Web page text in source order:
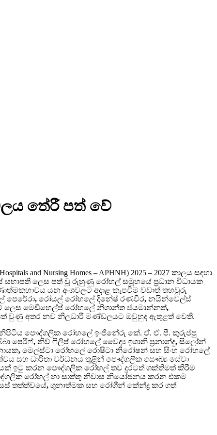
තේරී පත් වේ
and Nursing Homes – APHNH) 2025 – 2027 කාලය සඳහා
සභාපති ලෙස පත් වූ රුහුණු රෝහල් සමූහයේ ප්‍රධාන විධායක
යන අංශවලට අදාළ කැපවීම වඩාත් තහවුරු
, රෝයල් රෝහලේ දිනේෂ් රණවීර, නයින්වෙල්ස්
ලෙස මෙඩිහෙල්ප් රෝහලේ නිශාන්ත ජයමාන්නත්,
වුණු අතර නව නිලධාරී මණ්ඩලයට ඔවුහුද ඇතුළත් වෙති.
පෞද්ගලික රෝහලේ ඉංජිනේරු කේ. ඒ. ඒ. පී. කුරුප්පු
ෂෙරිෆ්, නිව් ෆිලිප් රෝහලේ වෛද්‍ය ඉශානි ප්‍රනාන්දු, සිලෝන්
, මෙල්ස්ටා රෝහලේ රොෂිටා නිරෝෂන් සහ සිංහ රෝහලේ
සහ ධාරිතා වර්ධනය තුළින් පෞද්ගලික සෞඛ්‍ය සේවා
ඉටු කරන පෞද්ගලික රෝහල් තව දුරටත් ශක්තිමත් කිරීම
රෝහල් හා සාත්තු නිවාස නියෝජනය කරන එකම
තත්ත්වයේ, ගුනාත්මක සහ රෝගීන් කේන්ද්‍ර කර ගත්